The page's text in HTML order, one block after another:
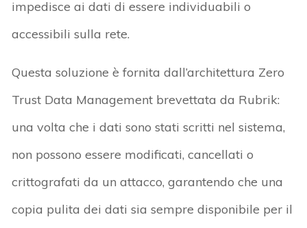
impedisce ai dati di essere individuabili o
accessibili sulla rete.
Questa soluzione è fornita dall’architettura Zero
Trust Data Management brevettata da Rubrik:
una volta che i dati sono stati scritti nel sistema,
non possono essere modificati, cancellati o
crittografati da un attacco, garantendo che una
copia pulita dei dati sia sempre disponibile per il